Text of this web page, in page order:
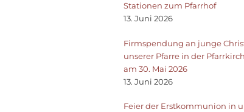
Stationen zum Pfarrhof
13. Juni 2026
Firmspendung an junge
unserer Pfarre in der
am 30. Mai 2026
13. Juni 2026
Feier der Erstkommunion in